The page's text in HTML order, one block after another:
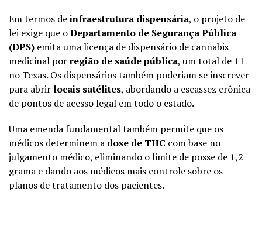
Em termos deinfraestrutura dispensária, o projeto de
lei exige que oDepartamento de Segurança Pública
(DPS) emita uma licença de dispensário de cannabis
medicinal porregião de saúde pública, um total de 11
no Texas. Os dispensários também poderiam se inscrever
para abrir locais satélites, abordando a escassez crônica
de pontos de acesso legal em todo o estado.
Uma emenda fundamental também permite que os
médicos determinem a dose de THC com base no
julgamento médico, eliminando o limite de posse de 1,2
grama e dando aos médicos mais controle sobre os
planos de tratamento dos pacientes.